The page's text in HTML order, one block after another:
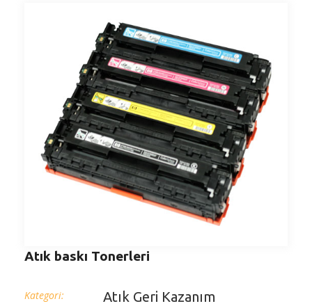
Atık baskı Tonerleri
Kategori: Atık Geri Kazanım